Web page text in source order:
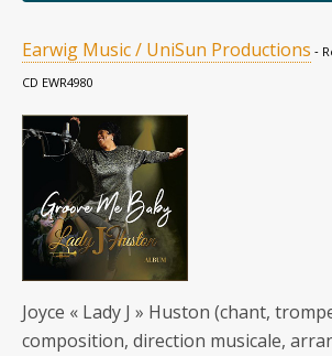
Earwig Music / UniSun Productions ‐
CD EWR4980
Joyce « Lady J » Huston (chant,
composition, direction musicale,